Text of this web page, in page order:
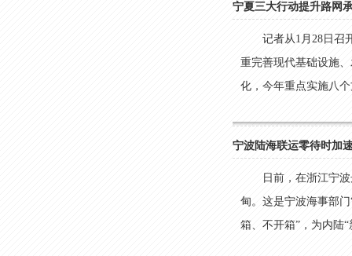
宁夏三大行动提升路网
记者从1月28日召
重完善现代基础设施
化，今年重点实施八
宁波陆海联运零待时加
日前，在浙江宁
甸。这是宁波海事部
箱、不开箱”，为内陆